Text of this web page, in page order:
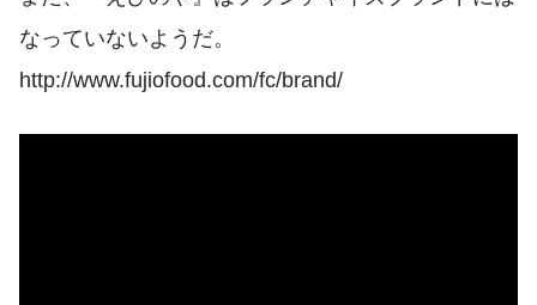
なっていないようだ。
http://www.fujiofood.com/fc/brand/